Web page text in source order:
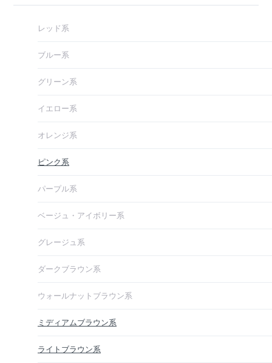
レッド系
ブルー系
グリーン系
イエロー系
オレンジ系
ピンク系
パープル系
ベージュ・アイボリー系
グレージュ系
ダークブラウン系
ウォールナットブラウン系
ミディアムブラウン系
ライトブラウン系